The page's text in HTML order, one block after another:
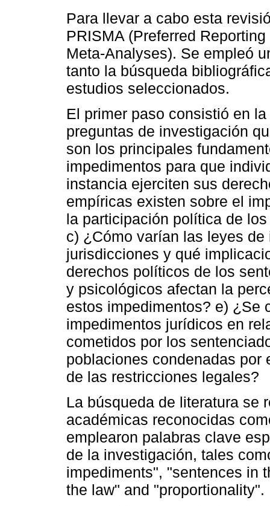
Para llevar a cabo esta
PRISMA (Preferred
Meta-Analyses). Se empleó
tanto la búsqueda
estudios seleccionados.
El primer paso consistió en
preguntas de investigación
son los principales
impedimentos para que
instancia ejerciten sus
empíricas existen sobre el
la participación política de
c) ¿Cómo varían las leyes
jurisdicciones y qué
derechos políticos de los
y psicológicos afectan la
estos impedimentos? e) ¿Se
impedimentos jurídicos en
cometidos por los
poblaciones condenadas por
de las restricciones legales?
La búsqueda de literatura se
académicas reconocidas
emplearon palabras clave
de la investigación, tales
impediments", "sentences in
the law" and "proportionality".